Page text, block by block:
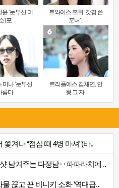
‘눈부신 미
’[포..
트와이스 쯔위 ‘갓경 쓴
훈녀’..
미나 ‘눈부신
름다..
트리플에스 김채연, 인
형 그 자..
겨나 “점심 때 4병 마셔”(바..
남겨주는 다정남‥파파라치에 ..
끊고 끈 비니키 소화 ‘역대급..